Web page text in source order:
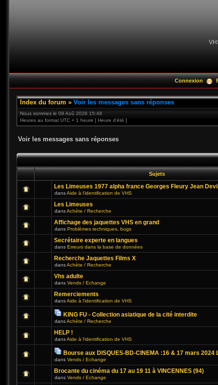
Connexion
Index du forum » Voir les messages sans réponses
Nous sommes le 08 Aoû 2026 15:48
Heures au format UTC + 1 heure [ Heure d’été ]
Voir les messages sans réponses
Sujets
Les Limeuses 1977 alpha france Georges Fleury Jean
dansAide à l'identification de VHS
Les Limeuses
dansAchète / Recherche
Affichage des jaquettes VHS en grand
dans Problèmes techniques, bugs
Secrétaire experte en langues
dans Erreurs dans la base de données
Recherche Jaquettes Films X
dansAchète / Recherche
Vhs adulte
dans Vends / Echange
Remerciements
dansAide à l'identification de VHS
KING FU - Collection asiatique de la cité interdite
dansAchète / Recherche
HELP !
dansAide à l'identification de VHS
Bourse aux DISQUES-BD-CINEMA :16 & 17 mars 2024
dans Vends / Echange
Brocante du cinéma du 17 au 19 11 à VINCENNES (94)
dans Vends / Echange